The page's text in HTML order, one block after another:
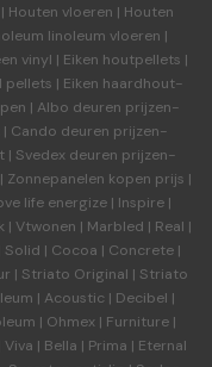
| Houten vloeren | Houten
linoleum vloeren |
vinyl | Eiken houtpellets |
pellets | Eiken haardhout-
| Albo deuren prijzen-
| Cando deuren prijzen-
| Svedex deuren prijzen-
Zonnepanelen kopen prijs |
life energize | Inspire |
| Vtwonen | Marbled | Real |
Solid | Cocoa | Concrete |
| Striato Original | Striato
| Acoustic | Decibel |
| Ohmex | Furniture |
Viva | Bella | Prima | Eternal